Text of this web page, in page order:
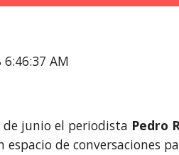
AM
de junio el periodista Pedro
espacio de conversaciones